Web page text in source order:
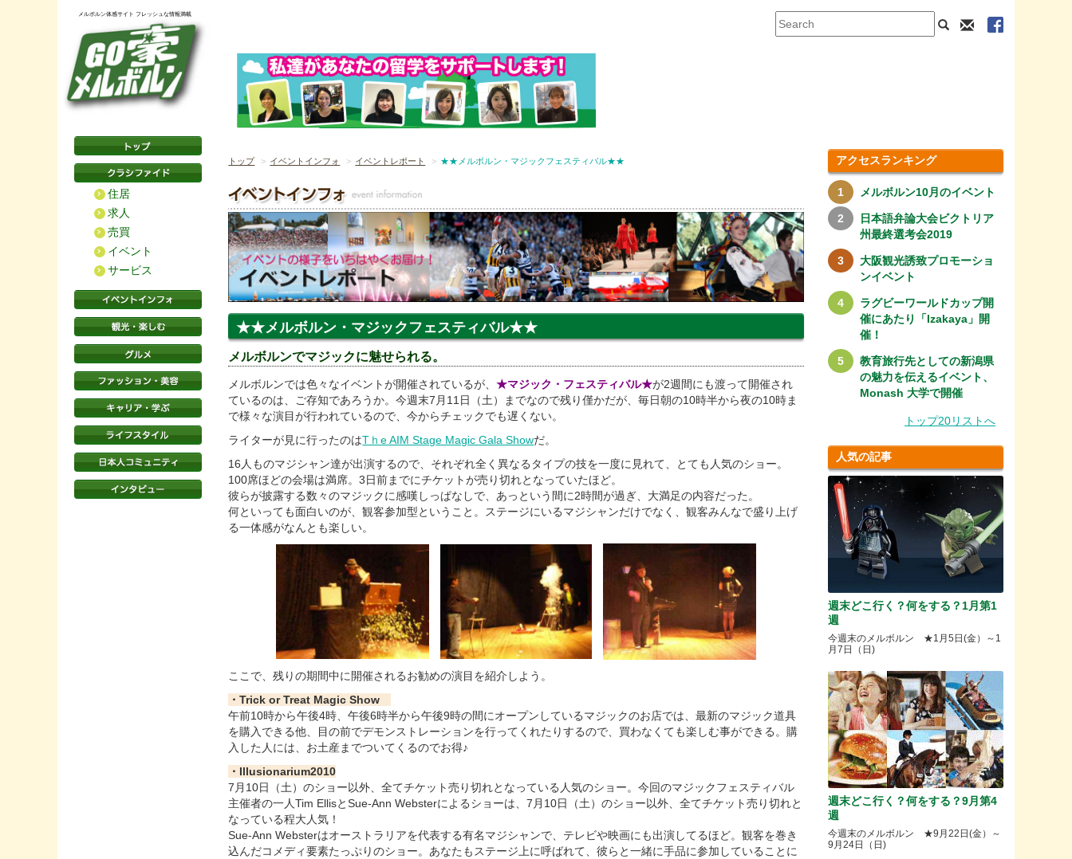
メルボルン体感サイト フレッシュな情報満載
住居
求人
売買
イベント
サービス
トップ イベントインフォ イベントレポート ★★メルボルン・マジックフェスティバル★★
★★メルボルン・マジックフェスティバル★★
メルボルンでマジックに魅せられる。
メルボルンでは色々なイベントが開催されているが、★マジック・フェスティバル★が2週間にも渡って開催され
ているのは、ご存知であろうか。今週末7月11日（土）までなので残り僅かだが、毎日朝の10時半から夜の10時ま
で様々な演目が行われているので、今からチェックでも遅くない。
ライターが見に行ったのはTｈe AIM Stage Magic Gala Showだ。
16人ものマジシャン達が出演するので、それぞれ全く異なるタイプの技を一度に見れて、とても人気のショー。
100席ほどの会場は満席。3日前までにチケットが売り切れとなっていたほど。
彼らが披露する数々のマジックに感嘆しっぱなしで、あっという間に2時間が過ぎ、大満足の内容だった。
何といっても面白いのが、観客参加型ということ。ステージにいるマジシャンだけでなく、観客みんなで盛り上げ
る一体感がなんとも楽しい。
ここで、残りの期間中に開催されるお勧めの演目を紹介しよう。
・Trick or Treat Magic Show
午前10時から午後4時、午後6時半から午後9時の間にオープンしているマジックのお店では、最新のマジック道具
を購入できる他、目の前でデモンストレーションを行ってくれたりするので、買わなくても楽しむ事ができる。購
入した人には、お土産までついてくるのでお得♪
・Illusionarium2010
7月10日（土）のショー以外、全てチケット売り切れとなっている人気のショー。今回のマジックフェスティバル
主催者の一人Tim EllisとSue-Ann Websterによるショーは、7月10日（土）のショー以外、全てチケット売り切れと
なっている程大人気！
Sue-Ann Websterはオーストラリアを代表する有名マジシャンで、テレビや映画にも出演してるほど。観客を巻き
込んだコメディ要素たっぷりのショー。あなたもステージ上に呼ばれて、彼らと一緒に手品に参加していることに
アクセスランキング
メルボルン10月のイベント
日本語弁論大会ビクトリア
州最終選考会2019
大阪観光誘致プロモーショ
ンイベント
ラグビーワールドカップ開
催にあたり「Izakaya」開
催！
教育旅行先としての新潟県
の魅力を伝えるイベント、
Monash 大学で開催
トップ20リストへ
人気の記事
週末どこ行く？何をする？1月第1
週
今週末のメルボルン ★1月5日(金）～1
月7日（日)
週末どこ行く？何をする？9月第4
週
今週末のメルボルン ★9月22日(金）～
9月24日（日)